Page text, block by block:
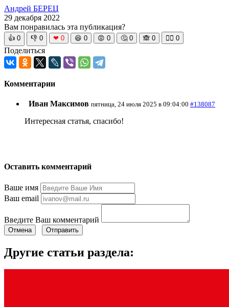
Андрей БЕРЕЦ
29 декабря 2022
Вам понравилась эта публикация?
👍 0 👎 0 ❤ 0 😆 0 😡 0 🤔 0 🙈 0 🧘‍♀️ 0
Поделиться
Комментарии
Иван Максимов пятница, 24 июля 2025 в 09:04:00 #138087
Интересная статья, спасибо!
Оставить комментарий
Ваше имя
Ваш email
Введите Ваш комментарий
Отмена Отправить
Другие статьи раздела: